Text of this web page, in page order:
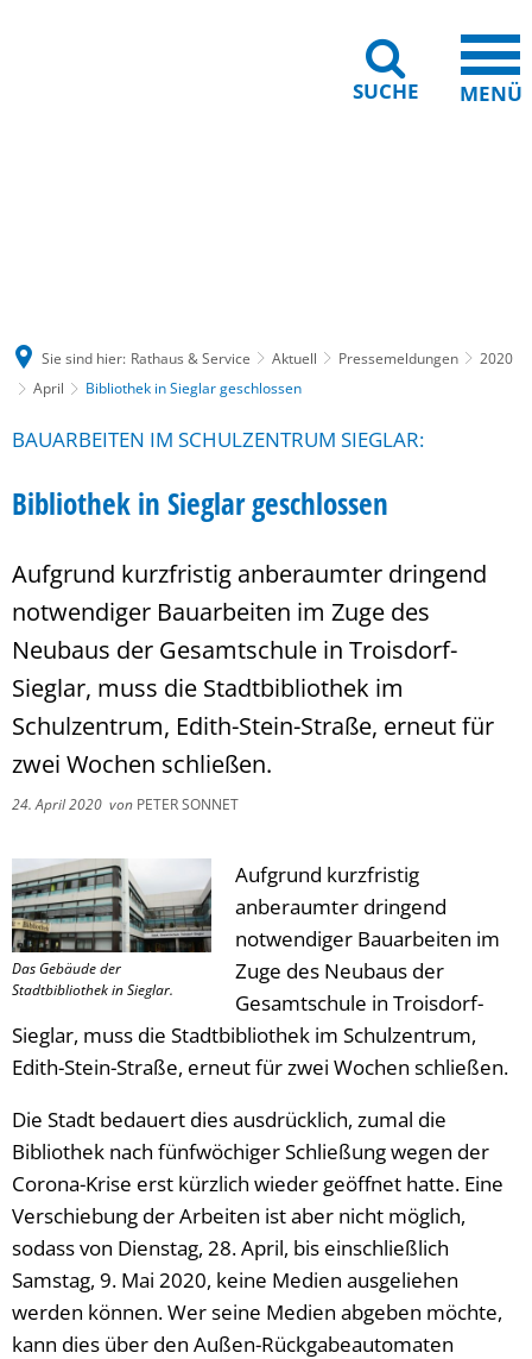
SUCHE MENÜ
Sie sind hier: Rathaus & Service Aktuell Pressemeldungen
2020
April
Bibliothek in Sieglar geschlossen
BAUARBEITEN IM SCHULZENTRUM SIEGLAR:
Bibliothek in Sieglar geschlossen
Aufgrund kurzfristig anberaumter dringend
notwendiger Bauarbeiten im Zuge des
Neubaus der Gesamtschule in Troisdorf-
Sieglar, muss die Stadtbibliothek im
Schulzentrum, Edith-Stein-Straße, erneut für
zwei Wochen schließen.
24. April 2020 von PETER SONNET
Das Gebäude der
Stadtbibliothek in Sieglar.
Aufgrund kurzfristig
anberaumter dringend
notwendiger Bauarbeiten im
Zuge des Neubaus der
Gesamtschule in Troisdorf-
Sieglar, muss die Stadtbibliothek im Schulzentrum,
Edith-Stein-Straße, erneut für zwei Wochen schließen.
Die Stadt bedauert dies ausdrücklich, zumal die
Bibliothek nach fünfwöchiger Schließung wegen der
Corona-Krise erst kürzlich wieder geöffnet hatte. Eine
Verschiebung der Arbeiten ist aber nicht möglich,
sodass von Dienstag, 28. April, bis einschließlich
Samstag, 9. Mai 2020, keine Medien ausgeliehen
werden können. Wer seine Medien abgeben möchte,
kann dies über den Außen-Rückgabeautomaten